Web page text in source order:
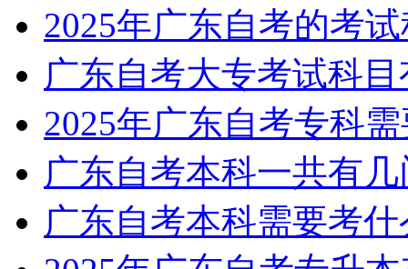
2025年广东自考的考
广东自考大专考试科
2025年广东自考专科
广东自考本科一共有
广东自考本科需要考